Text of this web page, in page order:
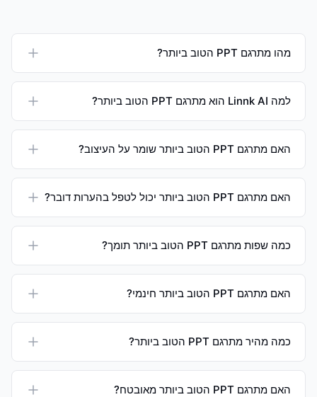
מהו מתרגם PPT הטוב ביותר?
למה Linnk AI הוא מתרגם PPT הטוב ביותר?
האם מתרגם PPT הטוב ביותר שומר על העיצוב?
האם מתרגם PPT הטוב ביותר יכול לטפל בהערות דובר?
כמה שפות מתרגם PPT הטוב ביותר תומך?
האם מתרגם PPT הטוב ביותר חינמי?
כמה מהיר מתרגם PPT הטוב ביותר?
האם מתרגם PPT הטוב ביותר מאובטח?